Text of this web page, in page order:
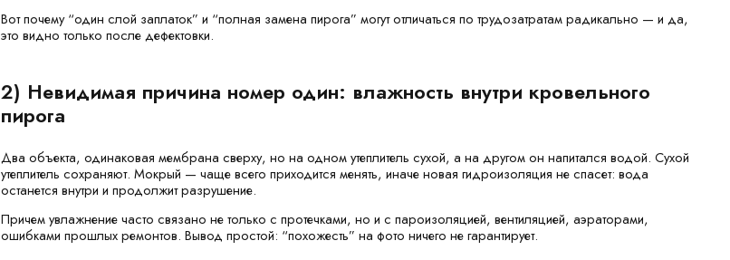
Вот почему “один слой заплаток” и “полная замена пирога” могут отличаться по трудозатратам радикально — и да,
это видно только после дефектовки.
2) Невидимая причина номер один: влажность внутри кровельного
пирога
Два объекта, одинаковая мембрана сверху, но на одном утеплитель сухой, а на другом он напитался водой. Сухой
утеплитель сохраняют. Мокрый — чаще всего приходится менять, иначе новая гидроизоляция не спасет: вода
останется внутри и продолжит разрушение.
Причем увлажнение часто связано не только с протечками, но и с пароизоляцией, вентиляцией, аэраторами,
ошибками прошлых ремонтов. Вывод простой: “похожесть” на фото ничего не гарантирует.